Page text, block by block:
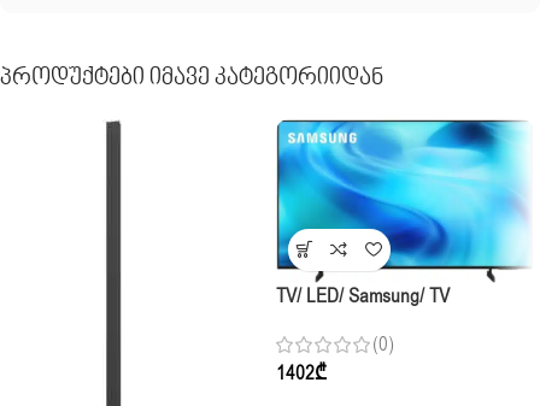
Პროდუქტები Იმავე Კატეგორიიდან
TV/ LED/ Samsung/ TV
UE50U7000HUXPY 60Hz
(0)
1402₾